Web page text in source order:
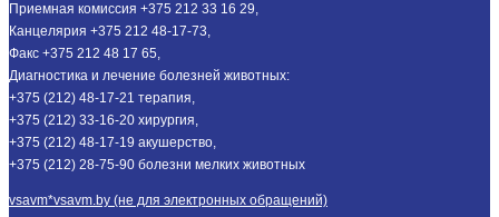
Приемная комиссия +375 212 33 16 29,
Канцелярия +375 212 48-17-73,
Факс +375 212 48 17 65,
Диагностика и лечение болезней животных:
+375 (212) 48-17-21 терапия,
+375 (212) 33-16-20 хирургия,
+375 (212) 48-17-19 акушерство,
+375 (212) 28-75-90 болезни мелких животных
vsavm*vsavm.by (не для электронных обращений)